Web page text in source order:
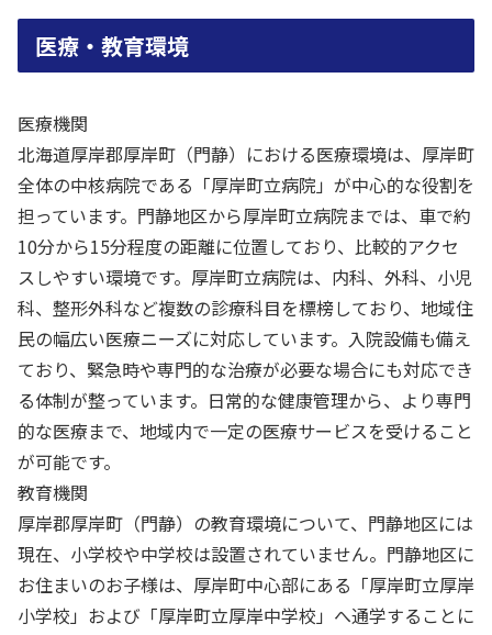
医療・教育環境
医療機関
北海道厚岸郡厚岸町（門静）における医療環境は、厚岸町
全体の中核病院である「厚岸町立病院」が中心的な役割を
担っています。門静地区から厚岸町立病院までは、車で約
10分から15分程度の距離に位置しており、比較的アクセ
スしやすい環境です。厚岸町立病院は、内科、外科、小児
科、整形外科など複数の診療科目を標榜しており、地域住
民の幅広い医療ニーズに対応しています。入院設備も備え
ており、緊急時や専門的な治療が必要な場合にも対応でき
る体制が整っています。日常的な健康管理から、より専門
的な医療まで、地域内で一定の医療サービスを受けること
が可能です。
教育機関
厚岸郡厚岸町（門静）の教育環境について、門静地区には
現在、小学校や中学校は設置されていません。門静地区に
お住まいのお子様は、厚岸町中心部にある「厚岸町立厚岸
小学校」および「厚岸町立厚岸中学校」へ通学することに